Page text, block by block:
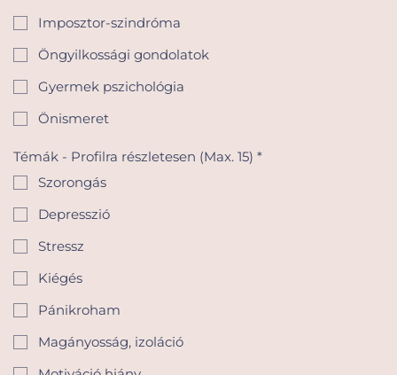
Imposztor-szindróma
Öngyilkossági gondolatok
Gyermek pszichológia
Önismeret
Témák - Profilra részletesen (Max. 15) *
Szorongás
Depresszió
Stressz
Kiégés
Pánikroham
Magányosság, izoláció